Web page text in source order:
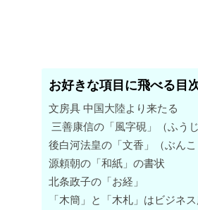
お好きな項目に飛べる目
文房具 中国大陸より来たる
三善康信の「風字硯」（ふうじ
後白河法皇の「文香」（ぶんこ
源頼朝の「和紙」の書状
北条政子の「お経」
「木簡」と「木札」はビジネ